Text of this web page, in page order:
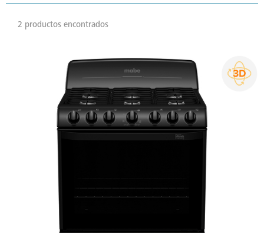
2 productos encontrados